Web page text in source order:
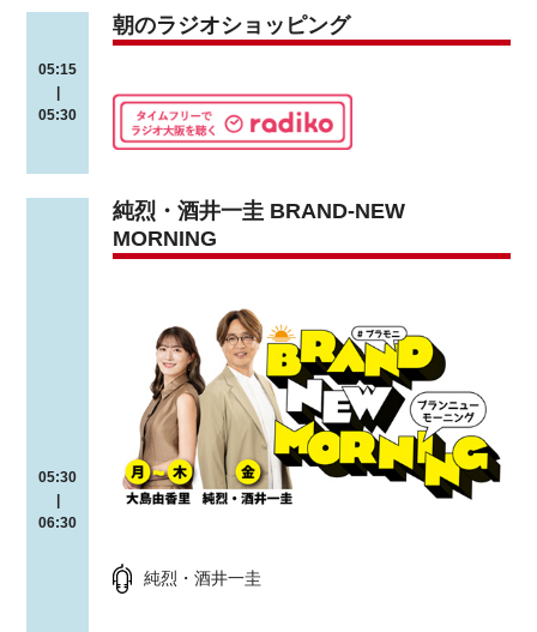
05:15
|
05:30
朝のラジオショッピング
05:30
06:30
純烈・酒井一圭 BRAND-NEW
MORNING
純烈・酒井一圭